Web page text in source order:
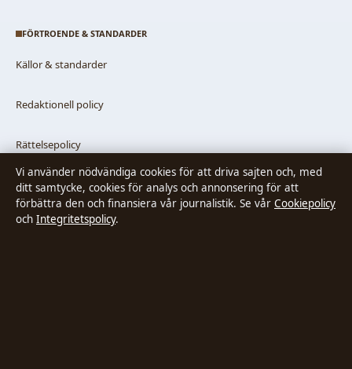
FÖRTROENDE & STANDARDER
Källor & standarder
Redaktionell policy
Rättelsepolicy
Faktagranskningspolicy
Ägande & finansiering
Vi använder nödvändiga cookies för att driva sajten och, med
ditt samtycke, cookies för analys och annonsering för att
förbättra den och finansiera vår journalistik. Se vår Cookiepolicy
och Integritetspolicy.